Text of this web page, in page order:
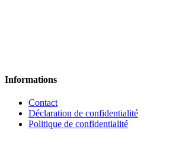
Informations
Contact
Déclaration de confidentialité
Politique de confidentialité